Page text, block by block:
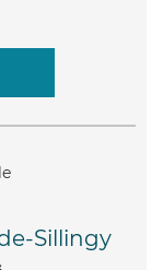
Sillingy